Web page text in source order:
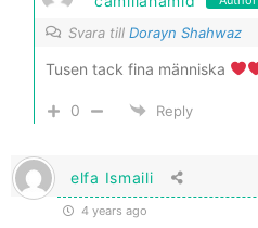
Svara till Dorayn Shahwaz
Tusen tack fina människa
0 Reply
elfa Ismaili
4 years ago